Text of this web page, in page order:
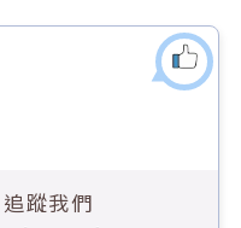
追蹤我們